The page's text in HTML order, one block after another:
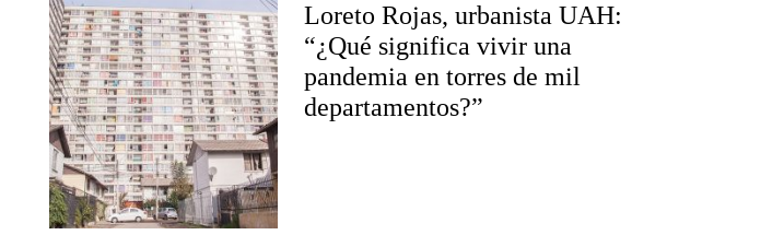
Loreto Rojas, urbanista UAH:
“¿Qué significa vivir una
pandemia en torres de mil
departamentos?”